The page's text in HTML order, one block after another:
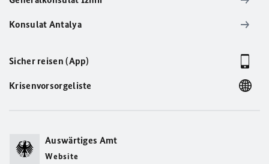
Konsulat Antalya
Sicher reisen (App)
Krisenvorsorgeliste
Auswärtiges Amt
Website